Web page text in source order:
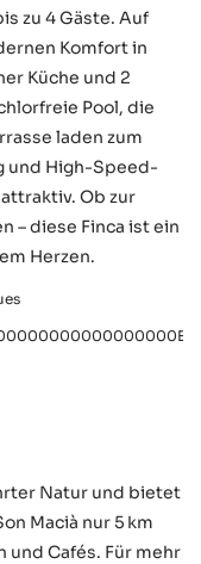
zu 4 Gäste. Auf
Komfort in
Küche und 2
Pool, die
laden zum
und High-Speed-
Ob zur
– diese Finca ist ein
Herzen.
Natur und bietet
Macià nur 5 km
und Cafés. Für mehr